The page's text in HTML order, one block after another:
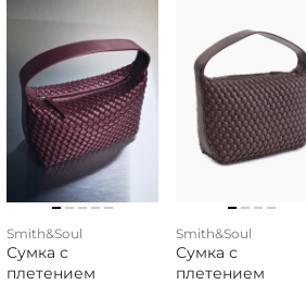
Smith&Soul
Сумка с
плетением
Smith&Soul
Сумка с
плетением